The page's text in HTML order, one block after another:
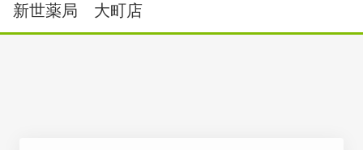
新世薬局 大町店